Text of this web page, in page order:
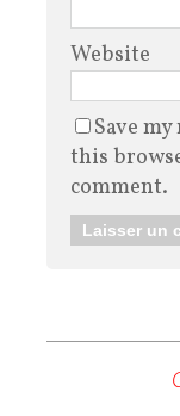
Website
Save
this
comment.